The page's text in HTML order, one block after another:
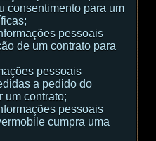
consentimento para um
pessoais
de um contrato para
pessoais
a pedido do
um contrato;
pessoais
cumpra uma